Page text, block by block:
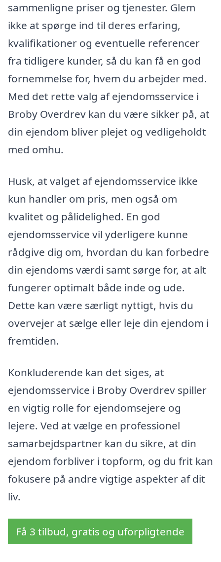
sammenligne priser og tjenester. Glem
ikke at spørge ind til deres erfaring,
kvalifikationer og eventuelle referencer
fra tidligere kunder, så du kan få en god
fornemmelse for, hvem du arbejder med.
Med det rette valg af ejendomsservice i
Broby Overdrev kan du være sikker på, at
din ejendom bliver plejet og vedligeholdt
med omhu.
Husk, at valget af ejendomsservice ikke
kun handler om pris, men også om
kvalitet og pålidelighed. En god
ejendomsservice vil yderligere kunne
rådgive dig om, hvordan du kan forbedre
din ejendoms værdi samt sørge for, at alt
fungerer optimalt både inde og ude.
Dette kan være særligt nyttigt, hvis du
overvejer at sælge eller leje din ejendom i
fremtiden.
Konkluderende kan det siges, at
ejendomsservice i Broby Overdrev spiller
en vigtig rolle for ejendomsejere og
lejere. Ved at vælge en professionel
samarbejdspartner kan du sikre, at din
ejendom forbliver i topform, og du frit kan
fokusere på andre vigtige aspekter af dit
liv.
Få 3 tilbud, gratis og uforpligtende